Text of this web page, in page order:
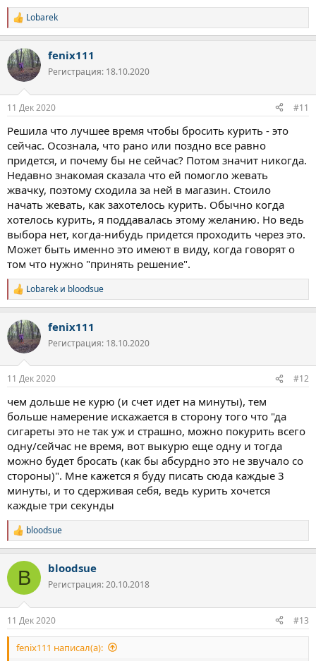
Р
е
к
ц
и
Lobarek
fenix111
Регистрация: 18.10.2020
11 Дек 2020 #11
Решила что лучшее время чтобы бросить курить - это
сейчас. Осознала, что рано или поздно все равно
придется, и почему бы не сейчас? Потом значит никогда.
Недавно знакомая сказала что ей помогло жевать
жвачку, поэтому сходила за ней в магазин. Стоило
начать жевать, как захотелось курить. Обычно когда
хотелось курить, я поддавалась этому желанию. Но ведь
выбора нет, когда-нибудь придется проходить через это.
Может быть именно это имеют в виду, когда говорят о
том что нужно "принять решение".
Р
е
к
ц
и
Lobarek и bloodsue
fenix111
Регистрация: 18.10.2020
11 Дек 2020 #12
чем дольше не курю (и счет идет на минуты), тем
больше намерение искажается в сторону того что "да
сигареты это не так уж и страшно, можно покурить всего
одну/сейчас не время, вот выкурю еще одну и тогда
можно будет бросать (как бы абсурдно это не звучало со
стороны)". Мне кажется я буду писать сюда каждые 3
минуты, и то сдерживая себя, ведь курить хочется
каждые три секунды
Р
е
к
и
bloodsue
B bloodsue
Регистрация: 20.10.2018
11 Дек 2020 #13
fenix111 написал(а):